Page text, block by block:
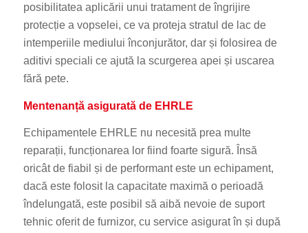
posibilitatea aplicării unui tratament de îngrijire
protecție a vopselei, ce va proteja stratul de lac de
intemperiile mediului înconjurător, dar și folosirea de
aditivi speciali ce ajută la scurgerea apei și uscarea
fără pete.
Mentenanță asigurată de EHRLE
Echipamentele EHRLE nu necesită prea multe
reparații, funcționarea lor fiind foarte sigură. Însă
oricât de fiabil și de performant este un echipament,
dacă este folosit la capacitate maximă o perioadă
îndelungată, este posibil să aibă nevoie de suport
tehnic oferit de furnizor, cu service asigurat în și după